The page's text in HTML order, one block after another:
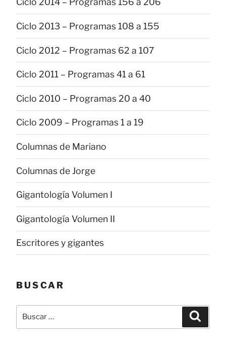
Ciclo 2013 – Programas 108 a 155
Ciclo 2012 – Programas 62 a 107
Ciclo 2011 – Programas 41 a 61
Ciclo 2010 – Programas 20 a 40
Ciclo 2009 – Programas 1 a 19
Columnas de Mariano
Columnas de Jorge
Gigantología Volumen I
Gigantología Volumen II
Escritores y gigantes
BUSCAR
Buscar